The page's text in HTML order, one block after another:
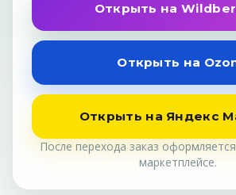
Открыть на
Открыть на
Открыть на Яндекс
После перехода заказ
маркетплейсе.